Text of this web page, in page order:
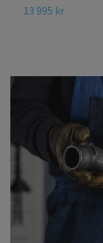
13 995 kr